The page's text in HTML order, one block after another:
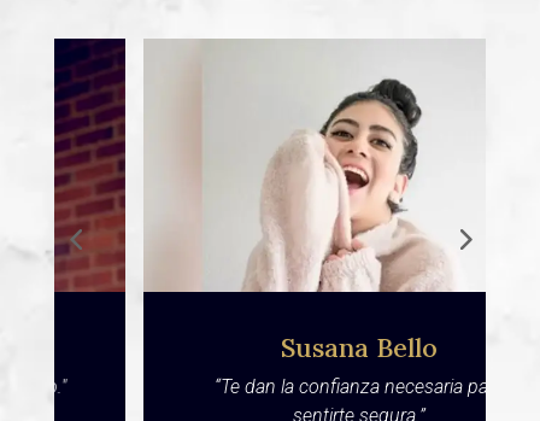
Susana Bello
“Te dan la confianza necesaria para
sentirte segura.”